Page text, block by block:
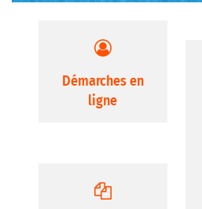
Démarches en
ligne